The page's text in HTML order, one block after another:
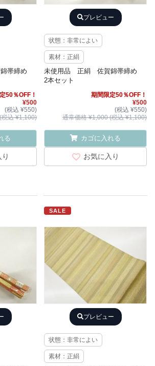
帯締め
50％OFF！
¥500
(税込 ¥550)
込 ¥1,100)
る
プレビュー
状態：非常によい
素材：正絹
未使用品 正絹 佐賀錦帯締め
2本セット
期間限定50％OFF！
¥500
(税込 ¥550)
通常価格 ¥1,000 (税込 ¥1,100)
カゴに入れる
お気に入り
SALE
プレビュー
状態：非常によい
素材：正絹